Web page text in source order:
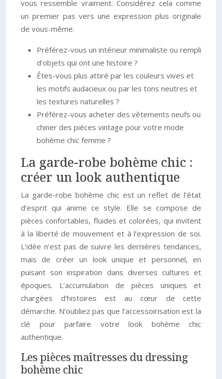
vous ressemble vraiment. Considérez cela comme
un premier pas vers une expression plus originale
de vous-même.
Préférez-vous un intérieur minimaliste ou rempli
d’objets qui ont une histoire ?
Êtes-vous plus attiré par les couleurs vives et
les motifs audacieux ou par les tons neutres et
les textures naturelles ?
Préférez-vous acheter des vêtements neufs ou
chiner des pièces vintage pour votre mode
bohème chic femme ?
La garde-robe bohème chic :
créer un look authentique
La garde-robe bohème chic est un reflet de l’état
d’esprit qui anime ce style. Elle se compose de
pièces confortables, fluides et colorées, qui invitent
à la liberté de mouvement et à l’expression de soi.
L’idée n’est pas de suivre les dernières tendances,
mais de créer un look unique et personnel, en
puisant son inspiration dans diverses cultures et
époques. L’accumulation de pièces uniques et
chargées d’histoires est au cœur de cette
démarche. N’oubliez pas que l’accessoirisation est la
clé pour parfaire votre look bohème chic
authentique.
Les pièces maîtresses du dressing
bohème chic